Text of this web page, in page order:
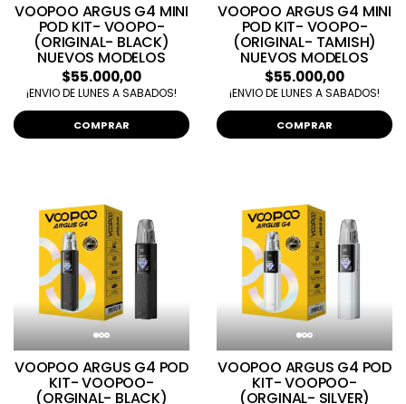
VOOPOO ARGUS G4 MINI
POD KIT- VOOPO-
(ORIGINAL- BLACK)
NUEVOS MODELOS
$55.000,00
¡ENVIO DE LUNES A SABADOS!
COMPRAR
VOOPOO ARGUS G4 MINI
POD KIT- VOOPO-
(ORIGINAL- TAMISH)
NUEVOS MODELOS
$55.000,00
¡ENVIO DE LUNES A SABADOS!
COMPRAR
VOOPOO ARGUS G4 POD
KIT- VOOPOO-
(ORGINAL- BLACK)
VOOPOO ARGUS G4 POD
KIT- VOOPOO-
(ORGINAL- SILVER)